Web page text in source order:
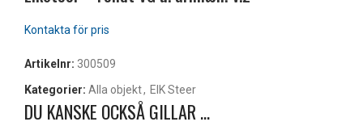
Artikelnr: 300509
Kategorier: Alla objekt, EIK Steer
DU KANSKE OCKSÅ GILLAR …